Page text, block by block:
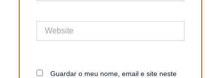
Website
Guardar o meu nome, email e site neste